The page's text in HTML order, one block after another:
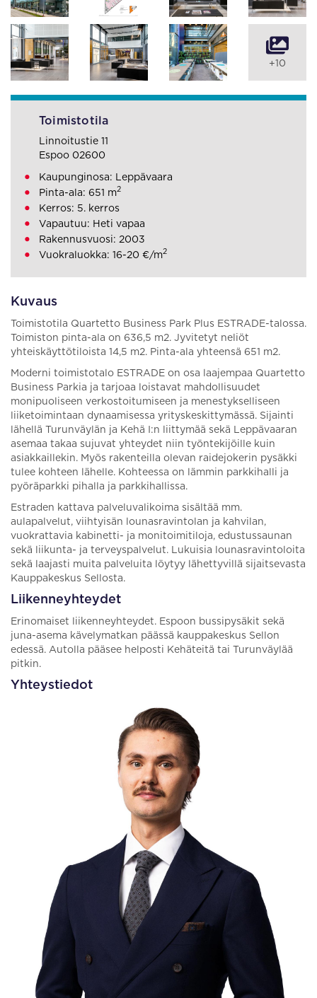
Kuvaus
Toimistotila Quartetto Business Park Plus ESTRADE-talossa.
Toimiston pinta-ala on 636,5 m2. Jyvitetyt neliöt
yhteiskäyttötiloista 14,5 m2. Pinta-ala yhteensä 651 m2.
Moderni toimistotalo ESTRADE on osa laajempaa Quartetto
Business Parkia ja tarjoaa loistavat mahdollisuudet
monipuoliseen verkostoitumiseen ja menestykselliseen
liiketoimintaan dynaamisessa yrityskeskittymässä. Sijainti
lähellä Turunväylän ja Kehä I:n liittymää sekä Leppävaaran
asemaa takaa sujuvat yhteydet niin työntekijöille kuin
asiakkaillekin. Myös rakenteilla olevan raidejokerin pysäkki
tulee kohteen lähelle. Kohteessa on lämmin parkkihalli ja
pyöräparkki pihalla ja parkkihallissa.
Estraden kattava palveluvalikoima sisältää mm.
aulapalvelut, viihtyisän lounasravintolan ja kahvilan,
vuokrattavia kabinetti- ja monitoimitiloja, edustussaunan
sekä liikunta- ja terveyspalvelut. Lukuisia lounasravintoloita
sekä laajasti muita palveluita löytyy lähettyvillä sijaitsevasta
Kauppakeskus Sellosta.
Liikenneyhteydet
Erinomaiset liikenneyhteydet. Espoon bussipysäkit sekä
juna-asema kävelymatkan päässä kauppakeskus Sellon
edessä. Autolla pääsee helposti Kehäteitä tai Turunväylää
pitkin.
Yhteystiedot
+10
Toimistotila
Linnoitustie 11
Espoo 02600
Kaupunginosa: Leppävaara
Pinta-ala: 651 m2
Kerros: 5. kerros
Vapautuu: Heti vapaa
Rakennusvuosi: 2003
Vuokraluokka: 16-20 €/m2